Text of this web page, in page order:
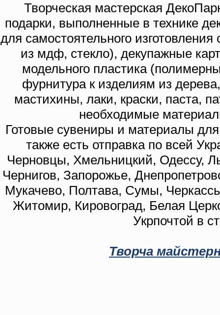
Творческая мастерская
подарки, выполненные в технике
для самостоятельного
из мдф, стекло), декупажные
модельного пластика
фурнитура к изделиям из
мастихины, лаки, краски, паста,
необходимые
Готовые сувениры и материалы
также есть отправка по всей
Черновцы, Хмельницкий, Одессу,
Чернигов, Запорожье,
Мукачево, Полтава, Сумы,
Житомир, Кировоград, Белая
Укрпочтой в
Творча